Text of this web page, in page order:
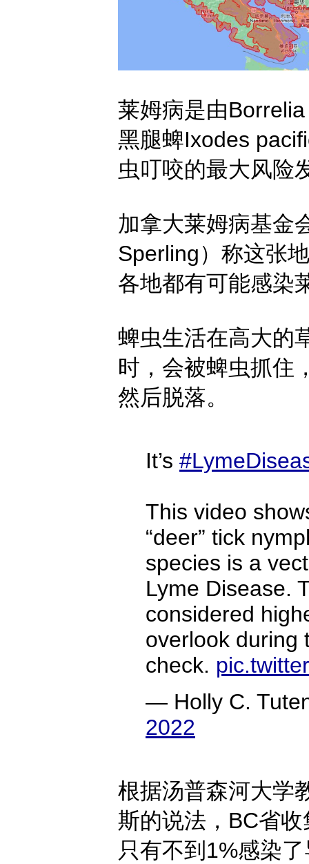
莱姆病是由
黑腿蜱Ixodes
虫叮咬的最大风险
加拿大莱姆病基金
Sperling）称这张
各地都有可能感染
蜱虫生活在高大的
时，会被蜱虫抓住
然后脱落。
It’s
This video
“deer” tick
species is a
Lyme Disease.
considered
overlook during
check.
— Holly C.
2022
根据汤普森河大学
斯的说法，BC省
只有不到1%感染